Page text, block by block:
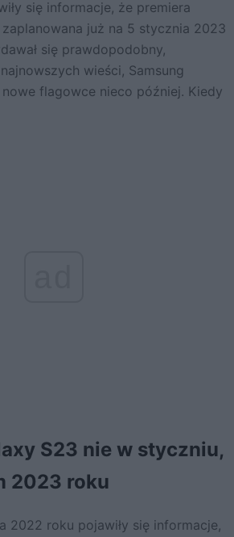
zaplanowana już na 5 stycznia 2023
się prawdopodobny,
wieści, Samsung
flagowce nieco później. Kiedy
S23 nie w styczniu,
2023 roku
2022 roku pojawiły się informacje,